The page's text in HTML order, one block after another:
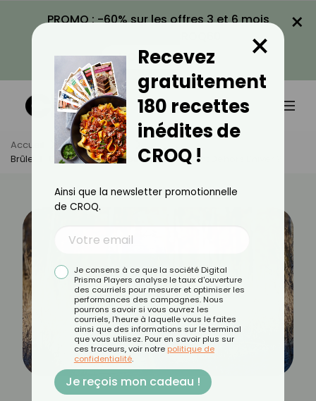
PROMO : -60% sur les offres 3 et 6 mois
VOIR LA PROMO
×
Accueil Actus
Sport
Brûle-T-On Plus De Calories En S’entraînant Dehors L’hiver ?
Recevez
gratuitement
180 recettes
inédites de
CROQ !
×
Ainsi que la newsletter promotionnelle
de CROQ.
Je consens à ce que la société Digital
Prisma Players analyse le taux d'ouverture
des courriels pour mesurer et optimiser les
performances des campagnes. Nous
pourrons savoir si vous ouvrez les
courriels, l'heure à laquelle vous le faites
ainsi que des informations sur le terminal
que vous utilisez. Pour en savoir plus sur
ces traceurs, voir notre politique de
confidentialité.
Je reçois mon cadeau !